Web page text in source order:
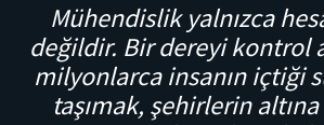
Mühendislik yalnızca
değildir. Bir dereyi kontrol
milyonlarca insanın içtiği
taşımak, şehirlerin